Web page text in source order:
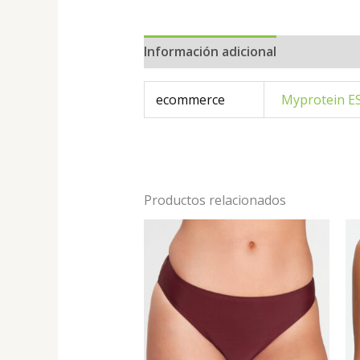
Información adicional
ecommerce Myprotein
Productos relacionados